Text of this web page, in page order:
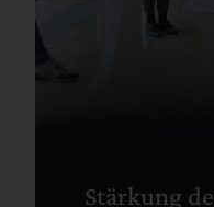
Stärkung